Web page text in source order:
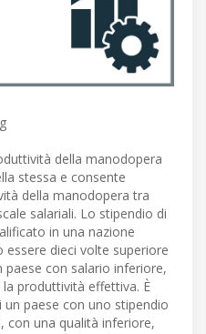
della manodopera
stessa e consente
della manodopera tra
salariali. Lo stipendio di
in una nazione
dieci volte superiore
con salario inferiore,
produttività effettiva. È
paese con uno stipendio
con una qualità inferiore,